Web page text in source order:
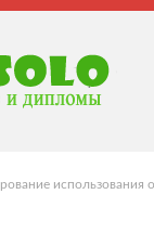
использования